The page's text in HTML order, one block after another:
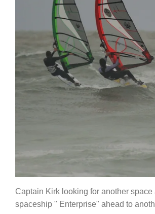
Captain Kirk looking for another space
spaceship " Enterprise" ahead to